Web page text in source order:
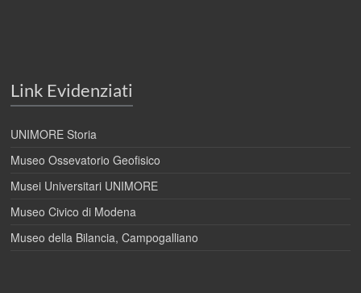
Link Evidenziati
UNIMORE Storia
Museo Ossevatorio Geofisico
Musei Universitari UNIMORE
Museo Civico di Modena
Museo della Bilancia, Campogalliano